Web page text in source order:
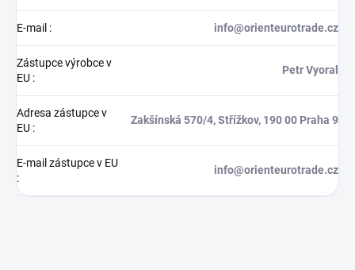
E-mail : info@orienteurotrade.cz
Zástupce výrobce v
EU :
Petr Vyoral
Adresa zástupce v
EU :
Zakšínská 570/4, Střížkov, 190 00 Praha 9
E-mail zástupce v EU
:
info@orienteurotrade.cz